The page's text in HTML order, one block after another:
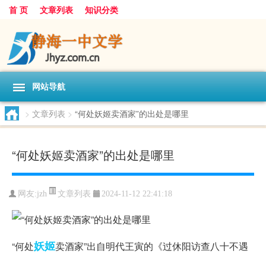
首 页 文章列表 知识分类
网站导航
> 文章列表 > “何处妖姬卖酒家”的出处是哪里
“何处妖姬卖酒家”的出处是哪里
网友:jzh 文章列表 2024-11-12 22:41:18
“何处妖姬卖酒家”出自明代王寅的《过休阳访查八十不遇